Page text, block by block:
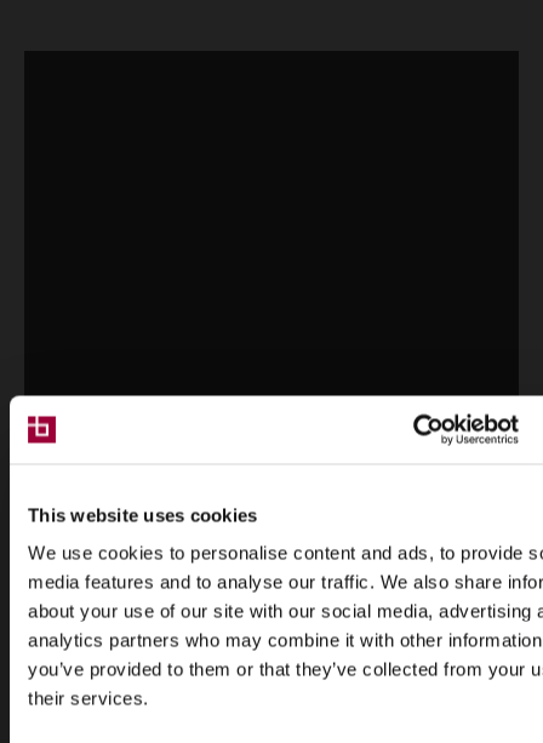
This website uses cookies
We use cookies to personalise content and ads, to provide
media features and to analyse our traffic. We also share
about your use of our site with our social media, advertising
analytics partners who may combine it with other
you’ve provided to them or that they’ve collected from your
their services.